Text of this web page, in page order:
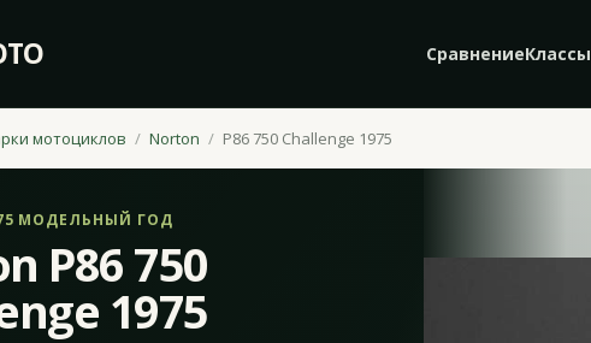
СравнениеКлассы
мотоциклов Norton P86 750 Challenge 1975
МОДЕЛЬНЫЙ ГОД
P86 750
1975